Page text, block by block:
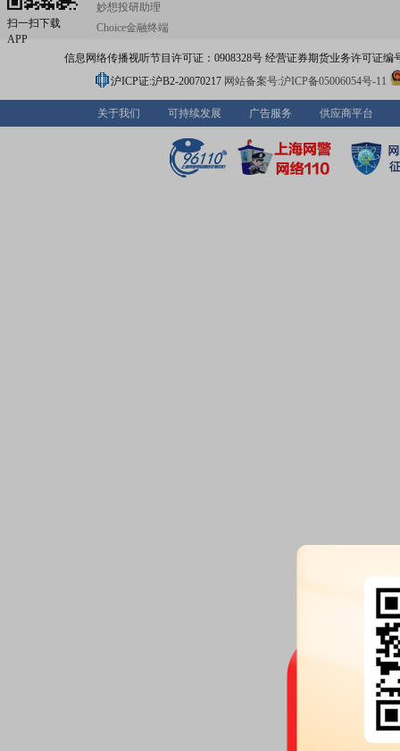
扫一扫下载
APP
妙想投研助理
Choice金融终端
信息网络传播视听节目许可证：0908328号 经营证券期货业务许可证编
沪ICP证:沪B2-20070217 网站备案号:沪ICP备05006054号-11
关于我们 可持续发展 广告服务 供应商平台